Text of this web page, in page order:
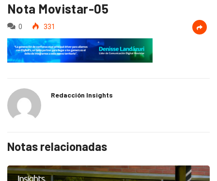
Nota Movistar-05
0 331
Redacción Insights
Notas relacionadas